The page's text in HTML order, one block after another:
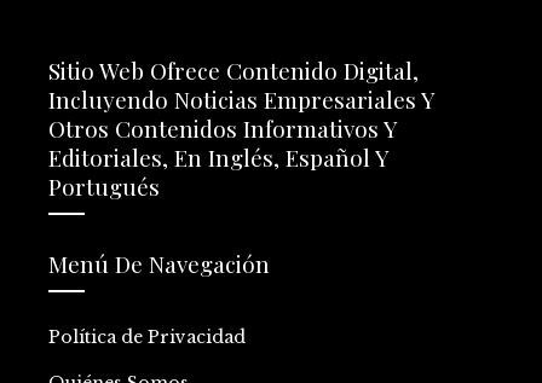
Sitio Web Ofrece Contenido Digital,
Incluyendo Noticias Empresariales Y
Otros Contenidos Informativos Y
Editoriales, En Inglés, Español Y
Portugués
Menú De Navegación
Política de Privacidad